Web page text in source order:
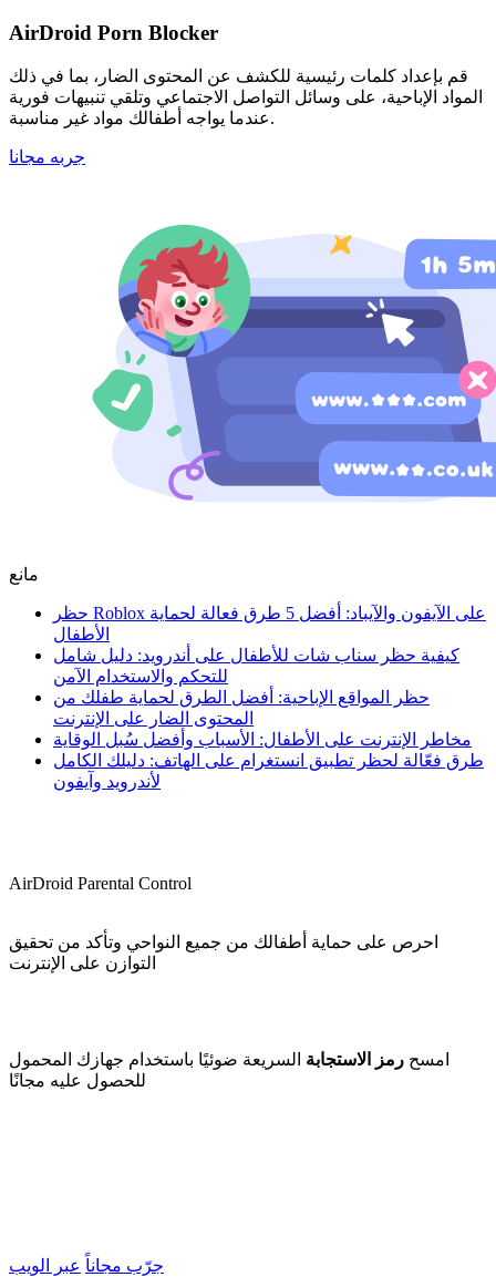
AirDroid Porn Blocker
قم بإعداد كلمات رئيسية للكشف عن المحتوى الضار، بما في ذلك
المواد الإباحية، على وسائل التواصل الاجتماعي وتلقي تنبيهات فورية
عندما يواجه أطفالك مواد غير مناسبة.
جربه مجانا
مانع
حظر Roblox على الآيفون والآيباد: أفضل 5 طرق فعالة لحماية
الأطفال
كيفية حظر سناب شات للأطفال على أندرويد: دليل شامل
للتحكم والاستخدام الآمن
حظر المواقع الإباحية: أفضل الطرق لحماية طفلك من
المحتوى الضار على الإنترنت
مخاطر الإنترنت على الأطفال: الأسباب وأفضل سُبل الوقاية
طرق فعّالة لحظر تطبيق انستغرام على الهاتف: دليلك الكامل
لأندرويد وآيفون
AirDroid Parental Control
احرص على حماية أطفالك من جميع النواحي وتأكد من تحقيق
التوازن على الإنترنت
امسح رمز الاستجابة السريعة ضوئيًا باستخدام جهازك المحمول
للحصول عليه مجانًا
جرّب مجاناً عبر الويب